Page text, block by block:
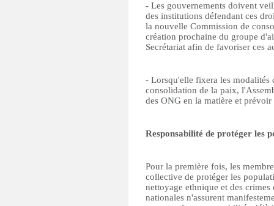
- Les gouvernements doivent
des institutions défendant ces
la nouvelle Commission de
création prochaine du groupe
Secrétariat afin de favoriser ces
- Lorsqu'elle fixera les modalités
consolidation de la paix,
des ONG en la matière et
Responsabilité de protéger les
Pour la première fois, les
collective de protéger les
nettoyage ethnique et des
nationales n'assurent